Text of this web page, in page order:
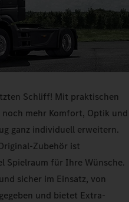
Schliff! Mit praktischen
mehr Komfort, Optik und
ganz individuell erweitern.
Zubehör ist
Spielraum für Ihre Wünsche.
sicher im Einsatz, von
und bietet Extra-